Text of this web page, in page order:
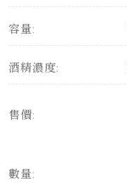
容量:
酒精濃度:
售價:
數量: